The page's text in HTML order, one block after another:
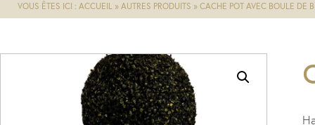
VOUS ÊTES ICI : ACCUEIL » AUTRES PRODUITS » CACHE POT AVEC BOULE DE